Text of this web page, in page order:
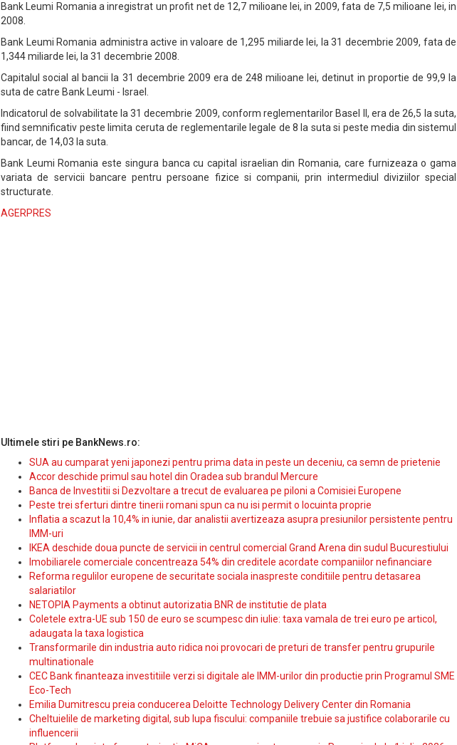
Bank Leumi Romania a inregistrat un profit net de 12,7 milioane lei, in 2009, fata de 7,5 milioane lei, in
2008.
Bank Leumi Romania administra active in valoare de 1,295 miliarde lei, la 31 decembrie 2009, fata de
1,344 miliarde lei, la 31 decembrie 2008.
Capitalul social al bancii la 31 decembrie 2009 era de 248 milioane lei, detinut in proportie de 99,9 la
suta de catre Bank Leumi - Israel.
Indicatorul de solvabilitate la 31 decembrie 2009, conform reglementarilor Basel II, era de 26,5 la suta,
fiind semnificativ peste limita ceruta de reglementarile legale de 8 la suta si peste media din sistemul
bancar, de 14,03 la suta.
Bank Leumi Romania este singura banca cu capital israelian din Romania, care furnizeaza o gama
variata de servicii bancare pentru persoane fizice si companii, prin intermediul diviziilor special
structurate.
AGERPRES
Ultimele stiri pe BankNews.ro:
SUA au cumparat yeni japonezi pentru prima data in peste un deceniu, ca semn de prietenie
Accor deschide primul sau hotel din Oradea sub brandul Mercure
Banca de Investitii si Dezvoltare a trecut de evaluarea pe piloni a Comisiei Europene
Peste trei sferturi dintre tinerii romani spun ca nu isi permit o locuinta proprie
Inflatia a scazut la 10,4% in iunie, dar analistii avertizeaza asupra presiunilor persistente pentru
IMM-uri
IKEA deschide doua puncte de servicii in centrul comercial Grand Arena din sudul Bucurestiului
Imobiliarele comerciale concentreaza 54% din creditele acordate companiilor nefinanciare
Reforma regulilor europene de securitate sociala inaspreste conditiile pentru detasarea
salariatilor
NETOPIA Payments a obtinut autorizatia BNR de institutie de plata
Coletele extra-UE sub 150 de euro se scumpesc din iulie: taxa vamala de trei euro pe articol,
adaugata la taxa logistica
Transformarile din industria auto ridica noi provocari de preturi de transfer pentru grupurile
multinationale
CEC Bank finanteaza investitiile verzi si digitale ale IMM-urilor din productie prin Programul SME
Eco-Tech
Emilia Dumitrescu preia conducerea Deloitte Technology Delivery Center din Romania
Cheltuielile de marketing digital, sub lupa fiscului: companiile trebuie sa justifice colaborarile cu
influencerii